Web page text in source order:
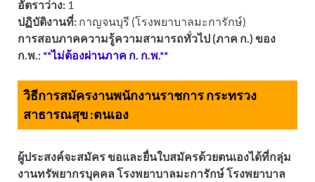
อัตราว่าง: 1
ปฏิบัติงานที่: กาญจนบุรี (โรงพยาบาลมะการักษ์)
การสอบภาคความรู้ความสามารถทั่วไป (ภาค ก.) ของ
ก.พ.:**ไม่ต้องผ่านภาค ก. ก.พ.**
วิธีการสมัครงานพนักงานราชการ กระทรวง
สาธารณสุข :ตนเอง
ผู้ประสงค์จะสมัคร ขอและยื่นใบสมัครด้วยตนเองได้ที่กลุ่ม
งานทรัพยากรบุคคล โรงพยาบาลมะการักษ์ โรงพยาบาล